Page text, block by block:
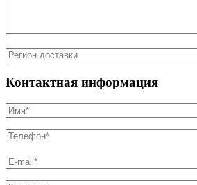
Контактная информация